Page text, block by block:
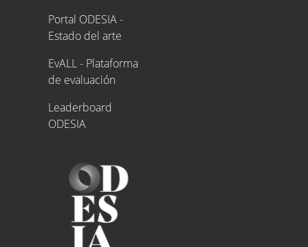
Portal ODESIA -
Estado del arte
EvALL - Plataforma
de evaluación
Leaderboard
ODESIA